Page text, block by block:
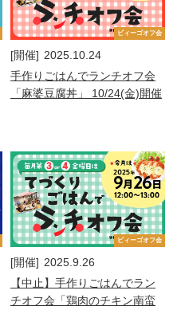
ビィーゴオフ会
[開催] 2025.10.24
手作りごはんでランチオフ会
「麻婆豆腐丼」 10/24(金)開催
ビィーゴオフ会
[開催] 2025.9.26
【中止】手作りごはんでラン
チオフ会「鶏肉のチキン南蛮